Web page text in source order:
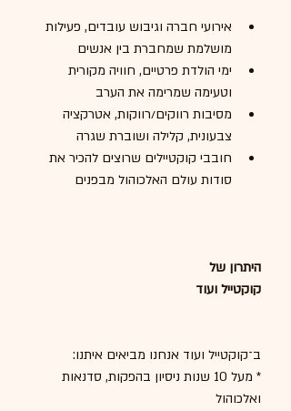
אירועי חברה וגיבוש עובדים, פעילות
מושלמת שמחברת בין אנשים
ימי הולדת פרטיים, חוויה מקורית
וטעימה שמרימה את הערב
מסיבות רווקים/רווקות, אטרקציה
צבעונית, קלילה ושוברת שגרה
חובבי קוקטיילים שרוצים להכיר את
סודות עולם האלכוהול מבפנים
היתרון של
קוקטייל ועוד
ב־קוקטייל ועוד אנחנו מביאים איתנו:
* מעל 10 שנות ניסיון בהפקות, סדנאות
ואלכוהול